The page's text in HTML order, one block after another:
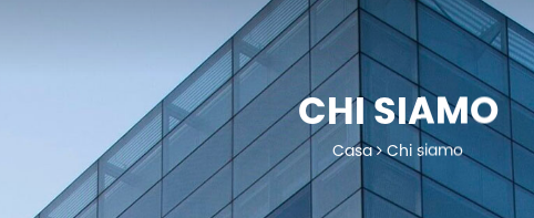
CHI SIAMO
Casa Chi siamo